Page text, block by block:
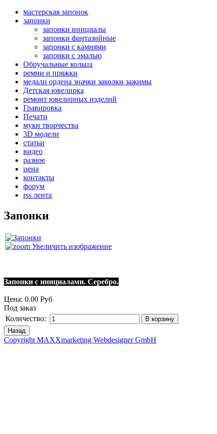
мастерская запонок
запонки
запонки инициалы
запонки фантазийные
запонки с камнями
запонки с эмалью
Обручальные кольца
ремни и пряжки
медали ордена значки заколки зажимы
Детская ювелирка
ремонт ювелирных изделий
Гравировка
Печати
муки творчества
3D модели
статьи
видео
разное
цена
контакты
форум
rss лента
Запонки
Увеличить изображение
Запонки с инициалами. Серебро.
Цена: 0.00 Руб
Под заказ
Количество:
Copyright MAXXmarketing Webdesigner GmbH